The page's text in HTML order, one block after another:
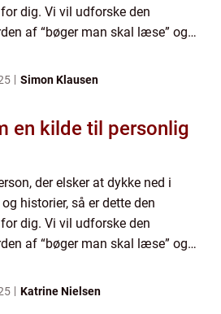
dig. Vi vil udforske den
af “bøger man skal læse” og
Simon Klausen
en kilde til personlig
der elsker at dykke ned i
historier, så er dette den
dig. Vi vil udforske den
af “bøger man skal læse” og
Katrine Nielsen